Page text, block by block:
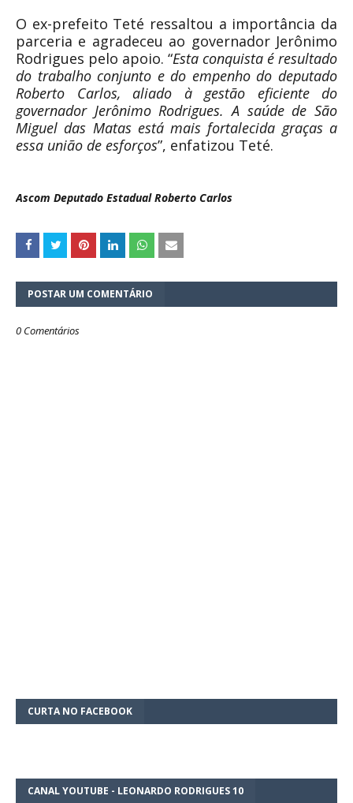
O ex-prefeito Teté ressaltou a importância da
parceria e agradeceu ao governador Jerônimo
Rodrigues pelo apoio. “Esta conquista é resultado
do trabalho conjunto e do empenho do deputado
Roberto Carlos, aliado à gestão eficiente do
governador Jerônimo Rodrigues. A saúde de São
Miguel das Matas está mais fortalecida graças a
essa união de esforços”, enfatizou Teté.
Ascom Deputado Estadual Roberto Carlos
POSTAR UM COMENTÁRIO
0 Comentários
CURTA NO FACEBOOK
CANAL YOUTUBE - LEONARDO RODRIGUES 10